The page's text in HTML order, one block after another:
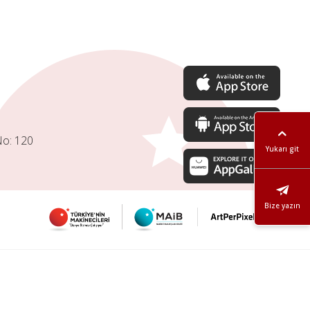
Yukarı git
Bize yazın
120